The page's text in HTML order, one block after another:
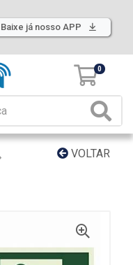
Baixe já nosso APP
0
VOLTAR